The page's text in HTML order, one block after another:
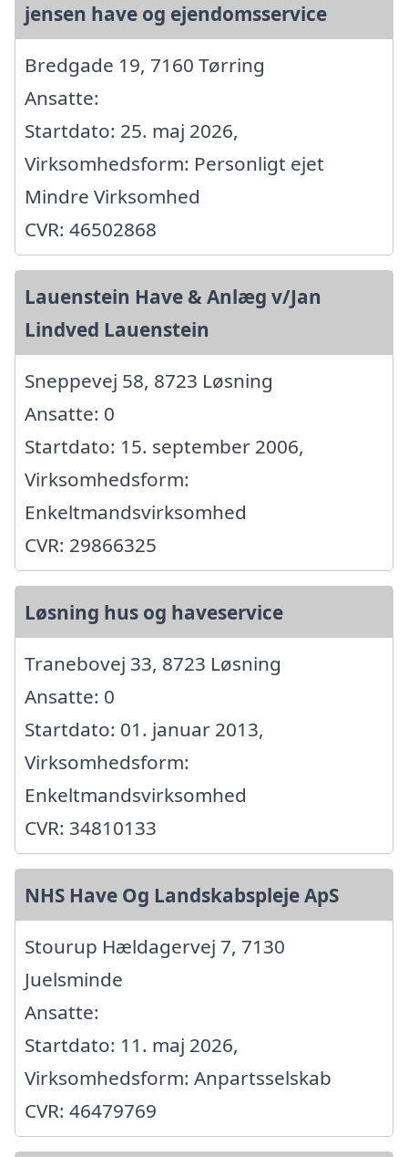
jensen have og ejendomsservice
Bredgade 19, 7160 Tørring
Ansatte:
Startdato: 25. maj 2026,
Virksomhedsform: Personligt ejet
Mindre Virksomhed
CVR: 46502868
Lauenstein Have & Anlæg v/Jan
Lindved Lauenstein
Sneppevej 58, 8723 Løsning
Ansatte: 0
Startdato: 15. september 2006,
Virksomhedsform:
Enkeltmandsvirksomhed
CVR: 29866325
Løsning hus og haveservice
Tranebovej 33, 8723 Løsning
Ansatte: 0
Startdato: 01. januar 2013,
Virksomhedsform:
Enkeltmandsvirksomhed
CVR: 34810133
NHS Have Og Landskabspleje ApS
Stourup Hældagervej 7, 7130
Juelsminde
Ansatte:
Startdato: 11. maj 2026,
Virksomhedsform: Anpartsselskab
CVR: 46479769